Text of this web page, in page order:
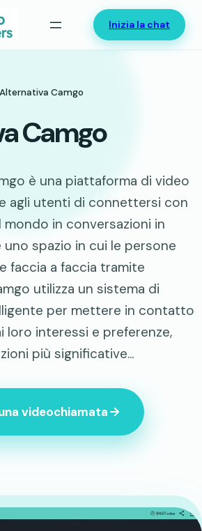
Inizia la chat
Alternativa Camgo
Camgo
è una piattaforma di video
agli utenti di connettersi con
in conversazioni in
spazio in cui le persone
faccia a faccia tramite
utilizza un sistema di
per mettere in contatto
loro interessi e preferenze,
più significative...
videochiamata